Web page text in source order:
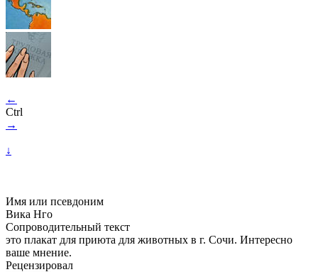
←
Ctrl
→
↓
Имя или псевдоним
Вика Нго
Сопроводительный текст
это плакат для приюта для животных в г. Сочи. Интересно
ваше мнение.
Рецензировал